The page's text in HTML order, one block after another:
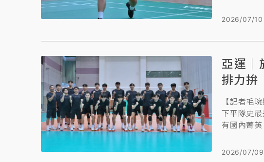
2026/07/
亞運
排力拚
【記者毛
下平隊史
有國內菁
的話可能
2026/07/